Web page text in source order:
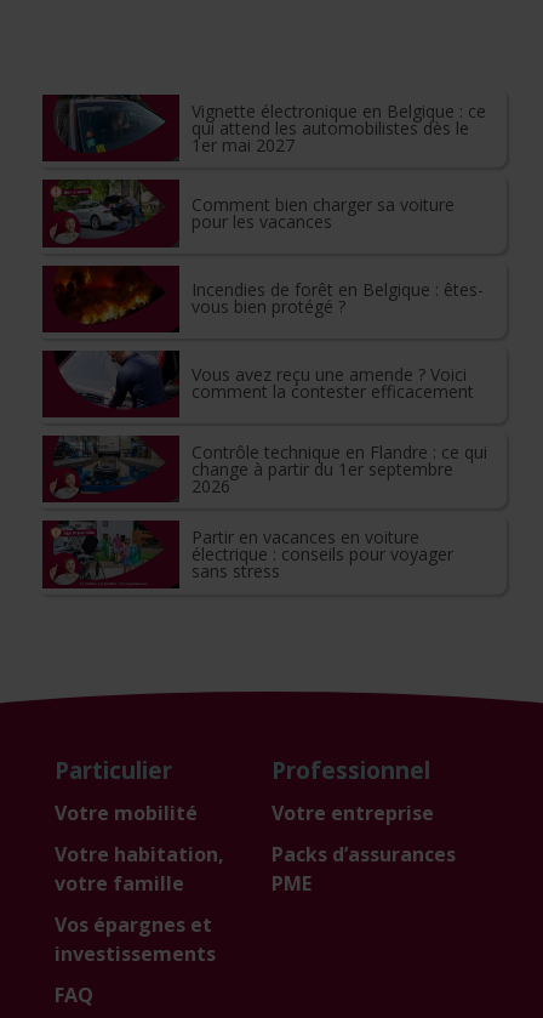
Vignette électronique en Belgique : ce
qui attend les automobilistes dès le
1er mai 2027
Comment bien charger sa voiture
pour les vacances
Incendies de forêt en Belgique : êtes-
vous bien protégé ?
Vous avez reçu une amende ? Voici
comment la contester efficacement
Contrôle technique en Flandre : ce qui
change à partir du 1er septembre
2026
Partir en vacances en voiture
électrique : conseils pour voyager
sans stress
Particulier
Votre mobilité
Votre habitation,
votre famille
Vos épargnes et
investissements
FAQ
Professionnel
Votre entreprise
Packs d’assurances
PME